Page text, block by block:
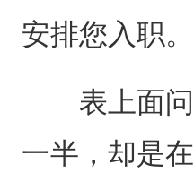
安排您入职。
表上面问
一半，却是